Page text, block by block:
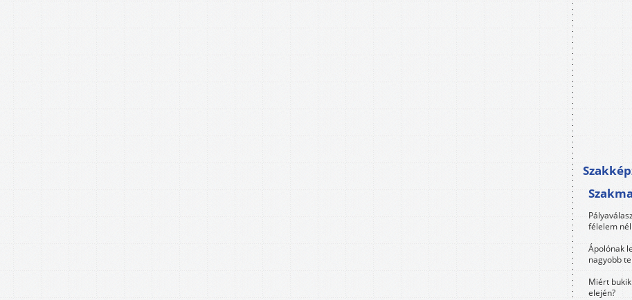
félelem
Ápolónak
nagyobb
Miért
elején?